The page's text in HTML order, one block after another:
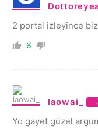
2 portal izleyince
6
laowai_
Yo gayet güzel